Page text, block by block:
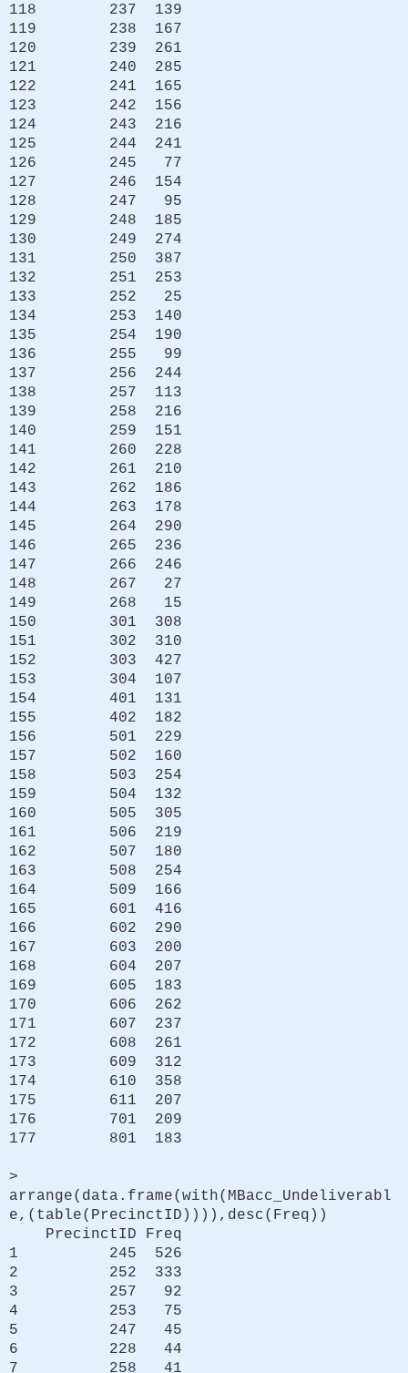
118 237 139
119 238 167
120 239 261
121 240 285
122 241 165
123 242 156
124 243 216
125 244 241
126 245 77
127 246 154
128 247 95
129 248 185
130 249 274
131 250 387
132 251 253
133 252 25
134 253 140
135 254 190
136 255 99
137 256 244
138 257 113
139 258 216
140 259 151
141 260 228
142 261 210
143 262 186
144 263 178
145 264 290
146 265 236
147 266 246
148 267 27
149 268 15
150 301 308
151 302 310
152 303 427
153 304 107
154 401 131
155 402 182
156 501 229
157 502 160
158 503 254
159 504 132
160 505 305
161 506 219
162 507 180
163 508 254
164 509 166
165 601 416
166 602 290
167 603 200
168 604 207
169 605 183
170 606 262
171 607 237
172 608 261
173 609 312
174 610 358
175 611 207
176 701 209
177 801 183
>
arrange(data.frame(with(MBacc_Undeliverabl
e,(table(PrecinctID)))),desc(Freq))
PrecinctID Freq
1 245 526
2 252 333
3 257 92
4 253 75
5 247 45
6 228 44
7 258 41